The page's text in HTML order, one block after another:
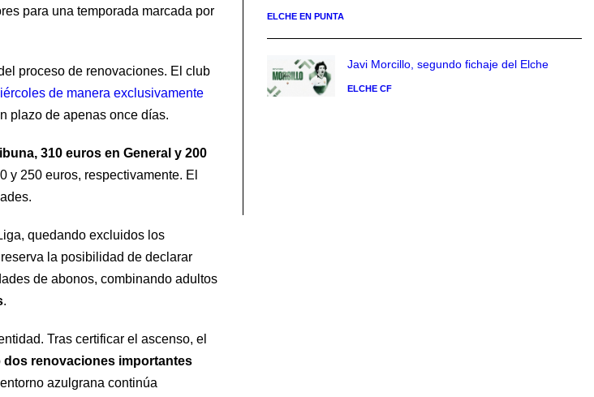
para una temporada marcada por
proceso de renovaciones. El club
de manera exclusivamente
plazo de apenas once días.
310 euros en General y 200
y 250 euros, respectivamente. El
quedando excluidos los
la posibilidad de declarar
de abonos, combinando adultos
.
Tras certificar el ascenso, el
dos renovaciones importantes
azulgrana continúa
ELCHE EN PUNTA
Javi Morcillo, segundo fichaje del Elche
ELCHE CF